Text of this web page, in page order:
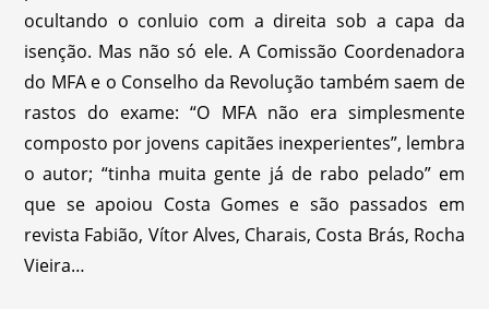
ocultando o conluio com a direita sob a capa da
isenção. Mas não só ele. A Comissão Coordenadora
do MFA e o Conselho da Revolução também saem de
rastos do exame: “O MFA não era simplesmente
composto por jovens capitães inexperientes”, lembra
o autor; “tinha muita gente já de rabo pelado” em
que se apoiou Costa Gomes e são passados em
revista Fabião, Vítor Alves, Charais, Costa Brás, Rocha
Vieira…